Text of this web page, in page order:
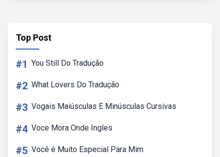
Top Post
#1 You Still Do Tradução
#2 What Lovers Do Tradução
#3 Vogais Maiúsculas E Minúsculas Cursivas
#4 Voce Mora Onde Ingles
#5 Você é Muito Especial Para Mim